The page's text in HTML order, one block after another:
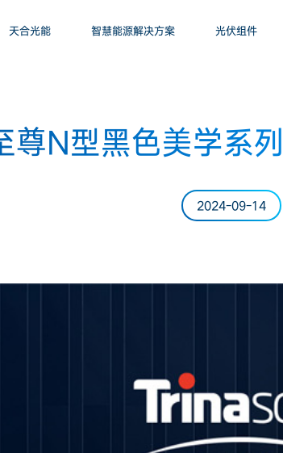
天合光能 智慧能源解决方案 光伏组件
尊N型黑色美学系
2024-09-14